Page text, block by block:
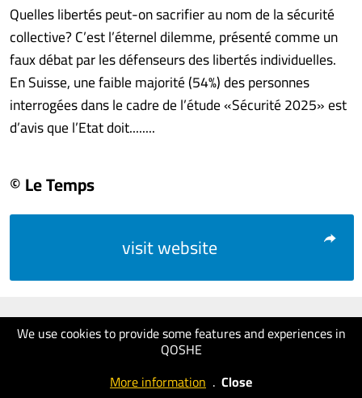
We use cookies to provide some features and experiences in
QOSHE
More information . Close
Quelles libertés peut-on sacrifier au nom de la sécurité
collective? C’est l’éternel dilemme, présenté comme un
faux débat par les défenseurs des libertés individuelles.
En Suisse, une faible majorité (54%) des personnes
interrogées dans le cadre de l’étude «Sécurité 2025» est
d’avis que l’Etat doit........
© Le Temps
visit website